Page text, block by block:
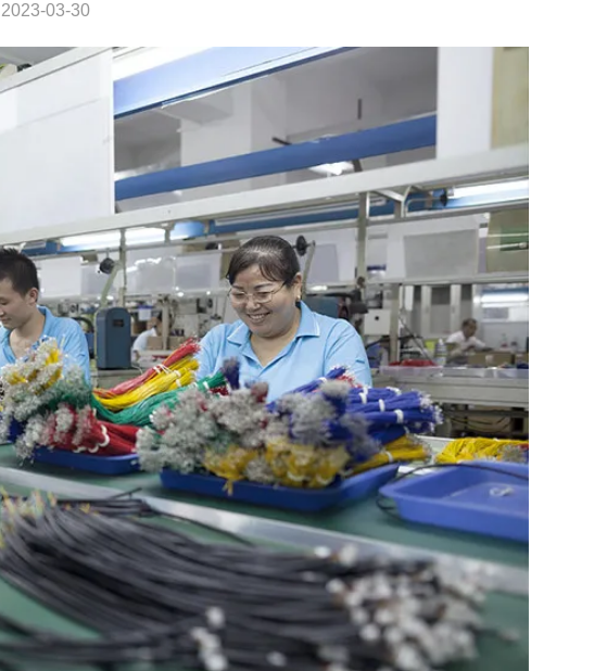
2023-03-30